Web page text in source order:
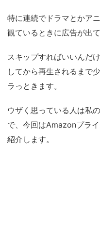
特に連続でドラマとかア
観ているときに広告が出
スキップすればいいんだ
してから再生されるまで
ラっときます。
ウザく思っている人は私
で、今回はAmazonプラ
紹介します。